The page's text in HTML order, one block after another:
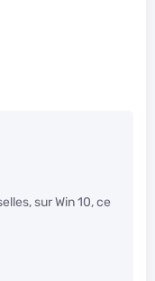
sur Win 10, ce